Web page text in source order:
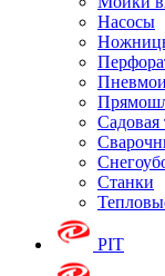
Насосы
Садовая
Станки
PIT